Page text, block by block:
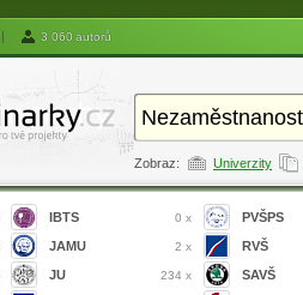
| 3 060 autorů
Zobraz: Univerzity
IBTS 0 x
JAMU 2 x
JU 234 x
PVŠPS
RVŠ
SAVŠ